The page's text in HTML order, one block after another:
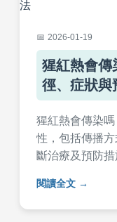
2026-01-19
猩紅熱會傳
徑、症狀與
猩紅熱會傳染
性，包括傳播
斷治療及預防
染擴散。內容基
有常見疑問。
閱讀全文